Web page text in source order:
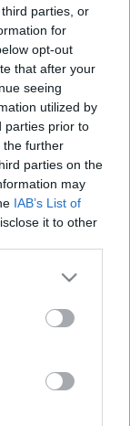
parties, or
for
opt-out
that after your
seeing
utilized by
parties prior to
the further
parties on the
may
IAB’s List of
it to other
more Google
may click to
party tags to
below Google